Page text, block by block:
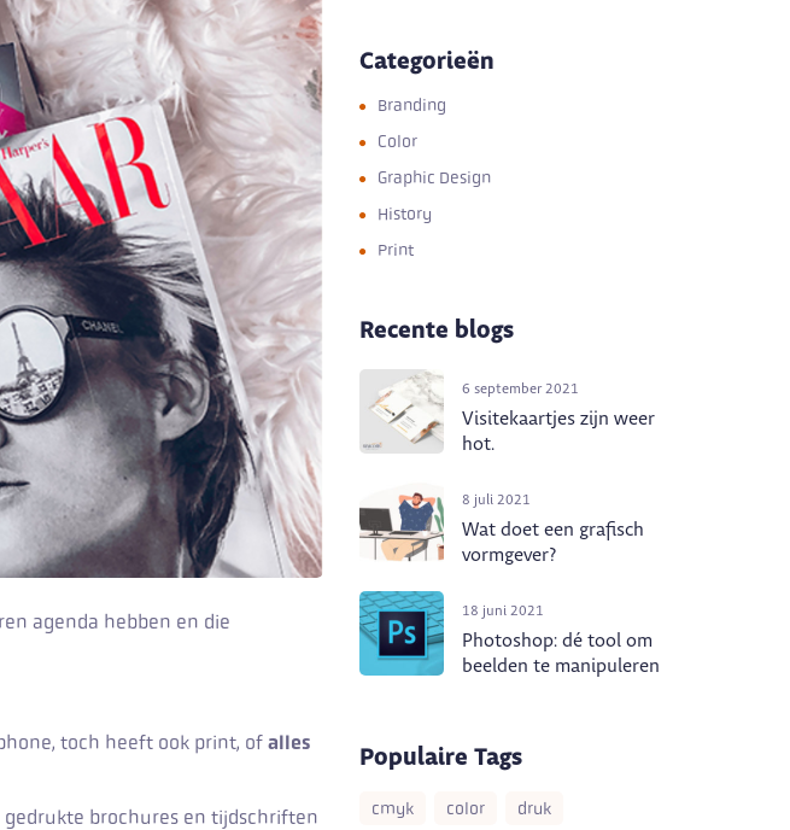
agenda hebben en die
toch heeft ook print, of alles
gedrukte brochures en tijdschriften
Categorieën
Branding
Color
Graphic Design
History
Print
Recente blogs
6 september 2021
Visitekaartjes zijn weer
hot.
8 juli 2021
Wat doet een grafisch
vormgever?
18 juni 2021
Photoshop: dé tool om
beelden te manipuleren
Populaire Tags
cmyk color druk